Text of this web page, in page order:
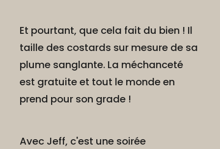
Et pourtant, que cela fait du bien ! Il
taille des costards sur mesure de sa
plume sanglante. La méchanceté
est gratuite et tout le monde en
prend pour son grade !
Avec Jeff, c'est une soirée